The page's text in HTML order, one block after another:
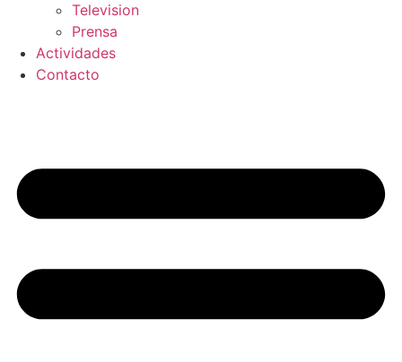
Television
Prensa
Actividades
Contacto